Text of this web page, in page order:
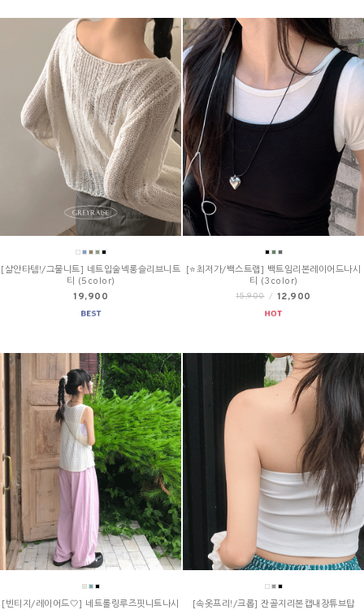
[살안타템!/그물니트] 네트입술넥롱슬리브니트
티 (5color)
19,900
[⭐최저가/백스트랩] 백트임리본레이어드나시
티 (3color)
15,900 / 12,900
[빈티지/레이어드🤍] 네트롤링루즈핏니트나시 [속옷프리!/크롭] 잔골지리본캡내장튜브탑